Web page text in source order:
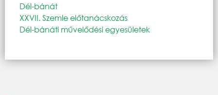
Dél-bánát
XXVII. Szemle előtanácskozás
Dél-bánáti művelődési egyesületek